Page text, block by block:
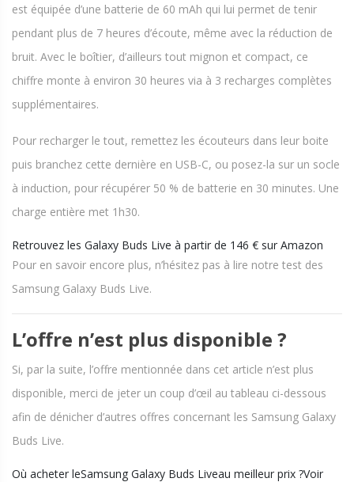
est équipée d’une batterie de 60 mAh qui lui permet de tenir
pendant plus de 7 heures d’écoute, même avec la réduction de
bruit. Avec le boîtier, d’ailleurs tout mignon et compact, ce
chiffre monte à environ 30 heures via à 3 recharges complètes
supplémentaires.
Pour recharger le tout, remettez les écouteurs dans leur boite
puis branchez cette dernière en USB-C, ou posez-la sur un socle
à induction, pour récupérer 50 % de batterie en 30 minutes. Une
charge entière met 1h30.
Retrouvez les Galaxy Buds Live à partir de 146 € sur Amazon
Pour en savoir encore plus, n’hésitez pas à lire notre test des
Samsung Galaxy Buds Live.
L’offre n’est plus disponible ?
Si, par la suite, l’offre mentionnée dans cet article n’est plus
disponible, merci de jeter un coup d’œil au tableau ci-dessous
afin de dénicher d’autres offres concernant les Samsung Galaxy
Buds Live.
Où acheter leSamsung Galaxy Buds Liveau meilleur prix ?Voir